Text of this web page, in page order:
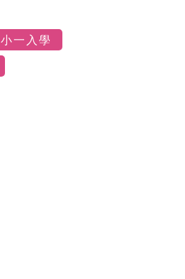
小一入學